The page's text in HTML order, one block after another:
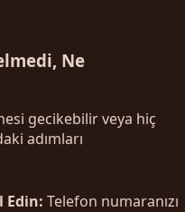
Ne
gecikebilir veya hiç
adımları
Edin: Telefon numaranızı